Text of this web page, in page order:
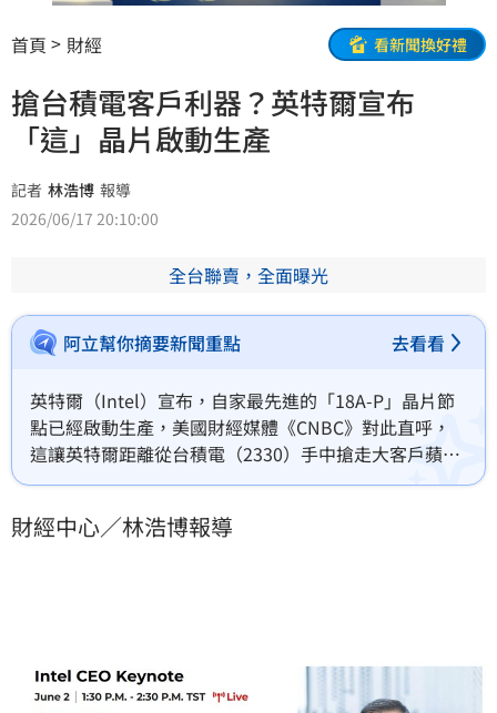
首頁 財經 看新聞換好禮
搶台積電客戶利器？英特爾宣布
「這」晶片啟動生產
記者 林浩博 報導
2026/06/17 20:10:00
全台聯賣，全面曝光
阿立幫你摘要新聞重點 去看看
英特爾（Intel）宣布，自家最先進的「18A-P」晶片節
點已經啟動生產，美國財經媒體《CNBC》對此直呼，
這讓英特爾距離從台積電（2330）手中搶走大客戶蘋果
（Apple）的代工訂單，又更進一步。
財經中心／林浩博報導